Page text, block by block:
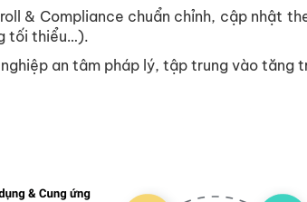
& Compliance chuẩn chỉnh, cập nhật
tối thiểu…).
an tâm pháp lý, tập trung vào tăng